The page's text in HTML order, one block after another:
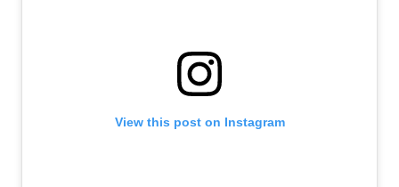
View this post on Instagram